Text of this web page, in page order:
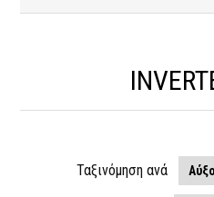
Ταξινόμηση ανά